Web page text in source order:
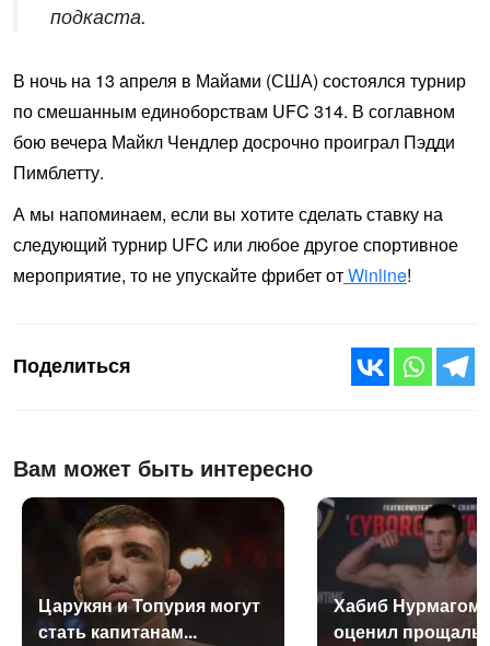
подкаста.
В ночь на 13 апреля в Майами (США) состоялся турнир
по смешанным единоборствам UFC 314. В соглавном
бою вечера Майкл Чендлер досрочно проиграл Пэдди
Пимблетту.
А мы напоминаем, если вы хотите сделать ставку на
следующий турнир UFC или любое другое спортивное
мероприятие, то не упускайте фрибет отWinline!
Поделиться
Вам может быть интересно
Ца­рукян и То­пурия мо­гут
стать ка­пита­нам...
Ха­биб
оце­нил